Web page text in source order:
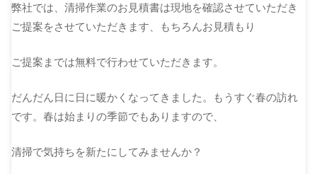
弊社では、清掃作業のお見積書は現地を確認させていただき
ご提案をさせていただきます、もちろんお見積もり
ご提案までは無料で行わせていただきます。
だんだん日に日に暖かくなってきました。もうすぐ春の訪れ
です。春は始まりの季節でもありますので、
清掃で気持ちを新たにしてみませんか？